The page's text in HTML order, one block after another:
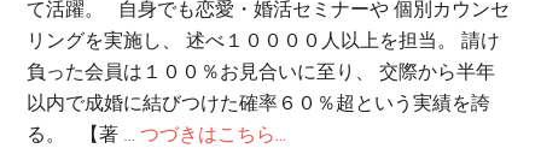
て活躍。 自身でも恋愛・婚活セミナーや 個別カウンセ
リングを実施し、 述べ１００００人以上を担当。 請け
負った会員は１００％お見合いに至り、 交際から半年
以内で成婚に結びつけた確率６０％超という実績を誇
る。 【著 …つづきはこちら...